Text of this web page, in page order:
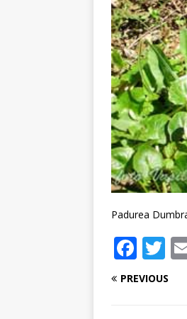
Padurea
F
a
c
T
w
it
PREVIOUS